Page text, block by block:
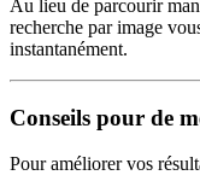
Au lieu de parcourir
recherche par image
instantanément.
Conseils pour de
Pour améliorer vos